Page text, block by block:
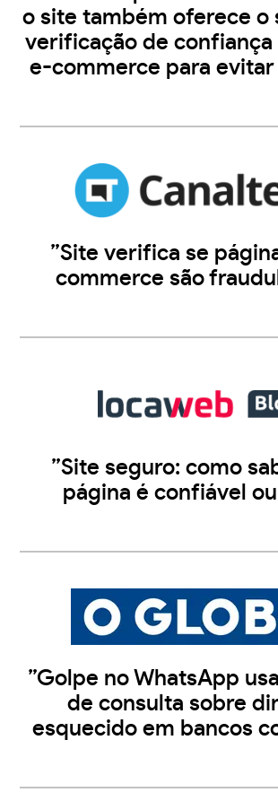
o site também oferece o
verificação de confiança
e-commerce para evitar
”Site verifica se
commerce são
”Site seguro: como
página é confiável ou
”Golpe no WhatsApp
de consulta sobre
esquecido em bancos